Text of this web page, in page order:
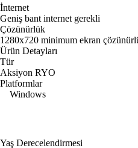
İnternet
Geniş bant internet gerekli
Çözünürlük
1280x720 minimum ekran
Ürün Detayları
Tür
Aksiyon RYO
Platformlar
Windows
Yaş Derecelendirmesi